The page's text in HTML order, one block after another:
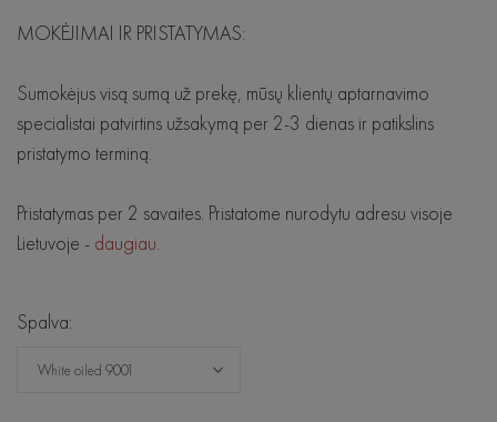
MOKĖJIMAI IR PRISTATYMAS:
Sumokėjus visą sumą už prekę, mūsų klientų aptarnavimo
specialistai patvirtins užsakymą per 2-3 dienas ir patikslins
pristatymo terminą.
Pristatymas per 2 savaites. Pristatome nurodytu adresu visoje
Lietuvoje - daugiau.
Spalva:
White oiled 9001